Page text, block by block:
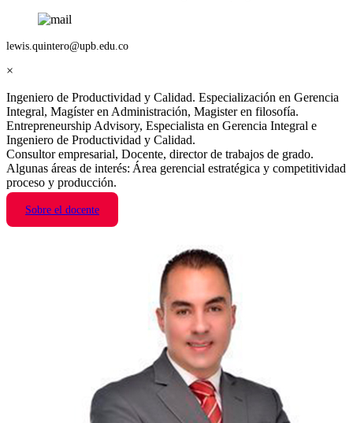
lewis.quintero@upb.edu.co
×
Ingeniero de Productividad y Calidad. Especialización en Gerencia
Integral, Magíster en Administración, Magister en filosofía.
Entrepreneurship Advisory, Especialista en Gerencia Integral e
Ingeniero de Productividad y Calidad.
Consultor empresarial, Docente, director de trabajos de grado.
Algunas áreas de interés: Área gerencial estratégica y competitividad
proceso y producción.
Sobre el docente